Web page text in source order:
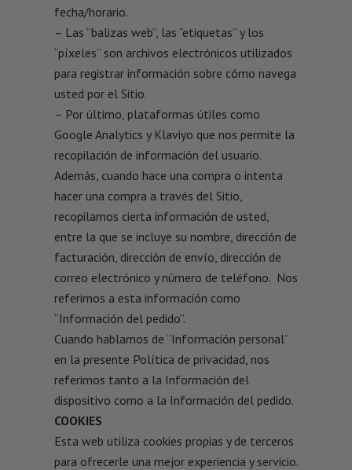
fecha/horario.
– Las “balizas web”, las “etiquetas” y los
“píxeles” son archivos electrónicos utilizados
para registrar información sobre cómo navega
usted por el Sitio.
– Por último, plataformas útiles como
Google Analytics y Klaviyo que nos permite la
recopilación de información del usuario.
Además, cuando hace una compra o intenta
hacer una compra a través del Sitio,
recopilamos cierta información de usted,
entre la que se incluye su nombre, dirección de
facturación, dirección de envío, dirección de
correo electrónico y número de teléfono. Nos
referimos a esta información como
“Información del pedido”.
Cuando hablamos de “Información personal”
en la presente Política de privacidad, nos
referimos tanto a la Información del
dispositivo como a la Información del pedido.
COOKIES
Esta web utiliza cookies propias y de terceros
para ofrecerle una mejor experiencia y servicio.